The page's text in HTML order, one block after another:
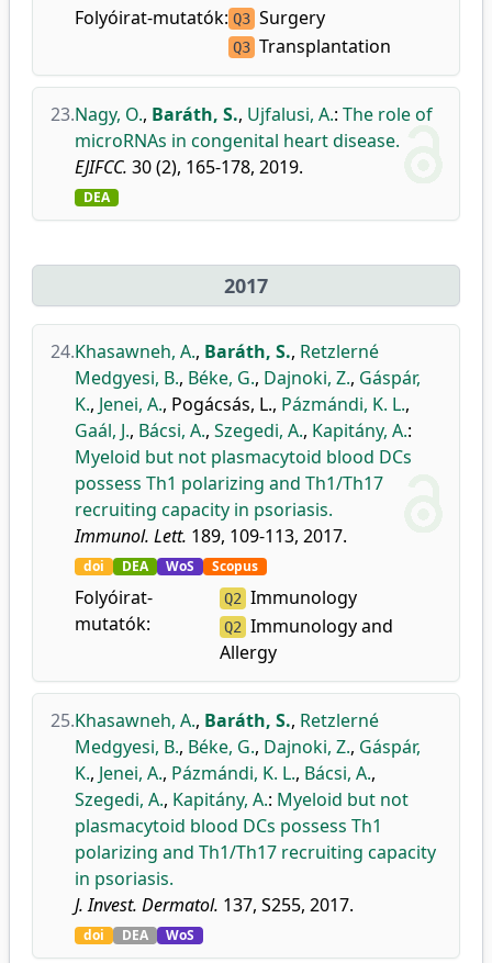
Folyóirat-mutatók: Q3 Surgery
Q3 Transplantation
23.Nagy, O., Baráth, S., Ujfalusi, A.: The role of
microRNAs in congenital heart disease.
EJIFCC. 30 (2), 165-178, 2019.
DEA
2017
24.Khasawneh, A., Baráth, S., Retzlerné
Medgyesi, B., Béke, G., Dajnoki, Z., Gáspár,
K., Jenei, A., Pogácsás, L., Pázmándi, K. L.,
Gaál, J., Bácsi, A., Szegedi, A., Kapitány, A.:
Myeloid but not plasmacytoid blood DCs
possess Th1 polarizing and Th1/Th17
recruiting capacity in psoriasis.
Immunol. Lett. 189, 109-113, 2017.
doi DEA WoS Scopus
Folyóirat-
mutatók:
Q2 Immunology
Q2 Immunology and
Allergy
25.Khasawneh, A., Baráth, S., Retzlerné
Medgyesi, B., Béke, G., Dajnoki, Z., Gáspár,
K., Jenei, A., Pázmándi, K. L., Bácsi, A.,
Szegedi, A., Kapitány, A.: Myeloid but not
plasmacytoid blood DCs possess Th1
polarizing and Th1/Th17 recruiting capacity
in psoriasis.
J. Invest. Dermatol. 137, S255, 2017.
doi DEA WoS